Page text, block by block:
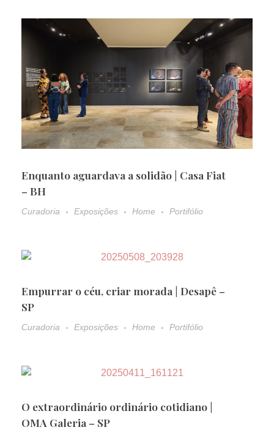
Enquanto aguardava a solidão | Casa Fiat
– BH
Curadoria Exposições Home Portifólio
Empurrar o céu, criar morada | Desapê –
SP
Curadoria Exposições Home Portifólio
O extraordinário ordinário cotidiano |
OMA Galeria – SP